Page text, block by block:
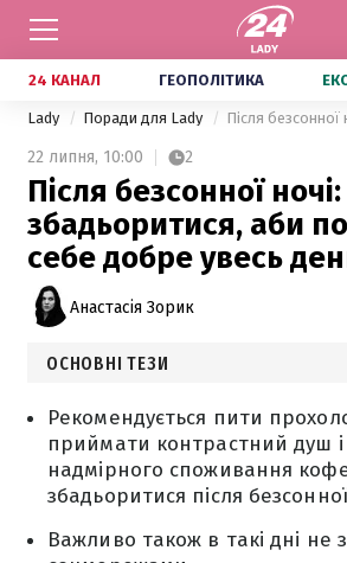
24 КАНАЛ ГЕОПОЛІТИКА
Lady Поради для Lady
22 липня, 10:00 2
Після безсонної
збадьоритися, аби
себе добре увесь
Анастасія Зорик
ОСНОВНІ ТЕЗИ
Рекомендується пити
приймати контрастний душ і
надмірного споживання
збадьоритися після
Важливо також в такі дні не